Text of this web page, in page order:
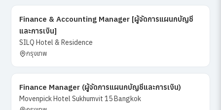
Finance & Accounting Manager [ผู้จัดการแผนกบัญชี
และการเงิน]
SILQ Hotel & Residence
กรุงเทพ
Finance Manager (ผู้จัดการแผนกบัญชีและการเงิน)
Movenpick Hotel Sukhumvit 15 Bangkok